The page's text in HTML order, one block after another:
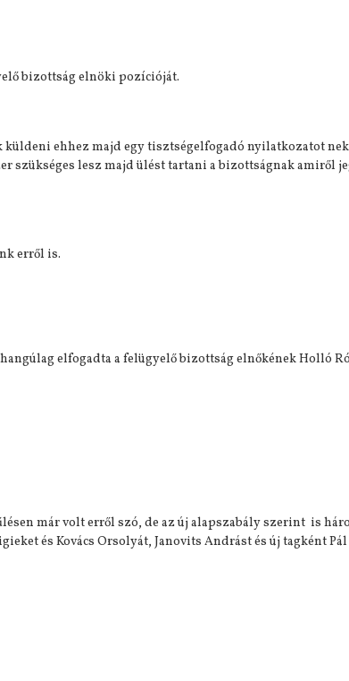
bizottság elnöki pozícióját.
küldeni ehhez majd egy tisztségelfogadó nyilatkozatot
szükséges lesz majd ülést tartani a bizottságnak amiről
erről is.
elfogadta a felügyelő bizottság elnőkének Holló
már volt erről szó, de az új alapszabály szerint is
és Kovács Orsolyát, Janovits Andrást és új tagként